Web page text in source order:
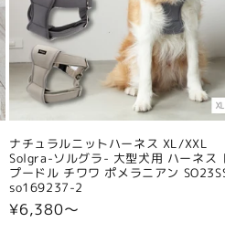
ナチュラルニットハーネス XL/XXL
Solgra-ソルグラ- 大型犬用 ハーネス
プードル チワワ ポメラニアン
so169237-2
通
¥6,380〜